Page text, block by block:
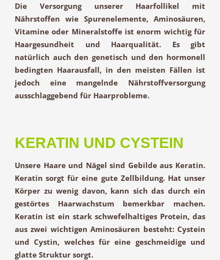
Die Versorgung unserer Haarfollikel mit
Nährstoffen wie Spurenelemente, Aminosäuren,
Vitamine oder Mineralstoffe ist enorm wichtig für
Haargesundheit und Haarqualität. Es gibt
natürlich auch den genetisch und den hormonell
bedingten Haarausfall, in den meisten Fällen ist
jedoch eine mangelnde Nährstoffversorgung
ausschlaggebend für Haarprobleme.
KERATIN UND CYSTEIN
Unsere Haare und Nägel sind Gebilde aus Keratin.
Keratin sorgt für eine gute Zellbildung. Hat unser
Körper zu wenig davon, kann sich das durch ein
gestörtes Haarwachstum bemerkbar machen.
Keratin ist ein stark schwefelhaltiges Protein, das
aus zwei wichtigen Aminosäuren besteht: Cystein
und Cystin, welches für eine geschmeidige und
glatte Struktur sorgt.